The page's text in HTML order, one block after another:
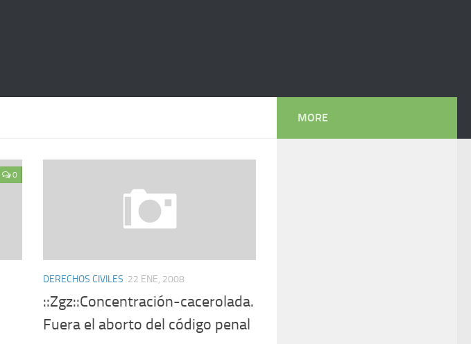
0
DERECHOS CIVILES 22 ENE, 2008
::Zgz::Concentración-cacerolada.
Fuera el aborto del código penal
MORE